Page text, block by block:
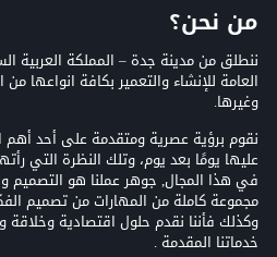
من نحن؟
ننطلق من مدينة جدة – المملكة العربية
العامة للإنشاء والتعمير بكافة انواعها
وغيرها.
نقوم برؤية عصرية ومتقدمة على أحد أهم
عليها يومًا بعد يوم، وتلك النظرة التي
في هذا المجال, جوهر عملنا هو التصميم
مجموعة كاملة من المهارات من تصميم
وكذلك فأننا نقدم حلول اقتصادية
خدماتنا المقدمة .